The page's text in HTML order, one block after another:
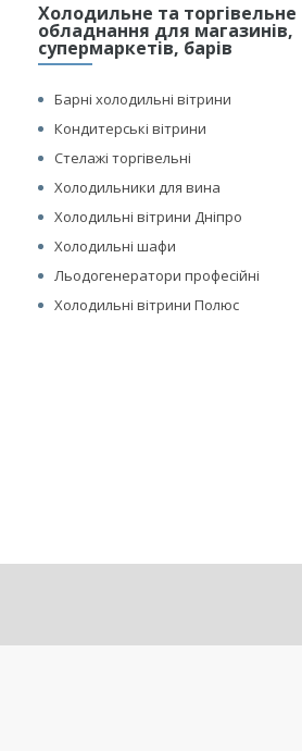
Холодильне та торгівельне
обладнання для магазинів,
супермаркетів, барів
Барні холодильні вітрини
Кондитерські вітрини
Стелажі торгівельні
Холодильники для вина
Холодильні вітрини Дніпро
Холодильні шафи
Льодогенератори професійні
Холодильні вітрини Полюс